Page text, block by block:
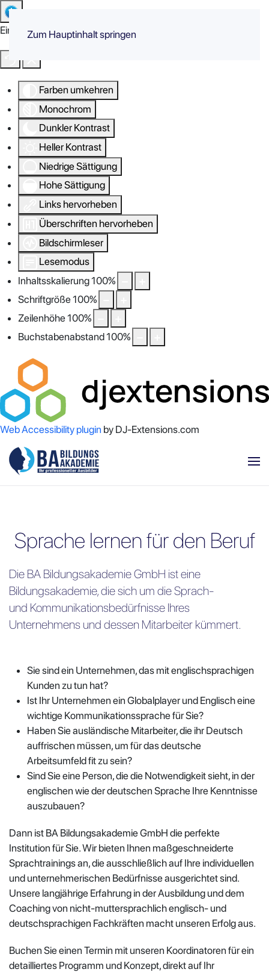
Eingabehilfen öffnen
Farben umkehren
Monochrom
Dunkler Kontrast
Heller Kontrast
Niedrige Sättigung
Hohe Sättigung
Links hervorheben
Überschriften hervorheben
Bildschirmleser
Lesemodus
Inhaltsskalierung100%
Schriftgröße100%
Zeilenhöhe100%
Buchstabenabstand100%
Web Accessibility plugin by DJ-Extensions.com
Zum Hauptinhalt springen
Sprache lernen für den Beruf
Die BA Bildungsakademie GmbH ist eine
Bildungsakademie, die sich um die Sprach-
und Kommunikationsbedürfnisse Ihres
Unternehmens und dessen Mitarbeiter kümmert.
Sie sind ein Unternehmen, das mit englischsprachigen
Kunden zu tun hat?
Ist Ihr Unternehmen ein Globalplayer und Englisch eine
wichtige Kommunikationssprache für Sie?
Haben Sie ausländische Mitarbeiter, die ihr Deutsch
auffrischen müssen, um für das deutsche
Arbeitsumfeld fit zu sein?
Sind Sie eine Person, die die Notwendigkeit sieht, in der
englischen wie der deutschen Sprache Ihre Kenntnisse
auszubauen?
Dann ist BA Bildungsakademie GmbH die perfekte
Institution für Sie. Wir bieten Ihnen maßgeschneiderte
Sprachtrainings an, die ausschließlich auf Ihre individuellen
und unternehmerischen Bedürfnisse ausgerichtet sind.
Unsere langjährige Erfahrung in der Ausbildung und dem
Coaching von nicht-muttersprachlich englisch- und
deutschsprachigen Fachkräften macht unseren Erfolg aus.
Buchen Sie einen Termin mit unseren Koordinatoren für ein
detailliertes Programm und Konzept, direkt auf Ihr